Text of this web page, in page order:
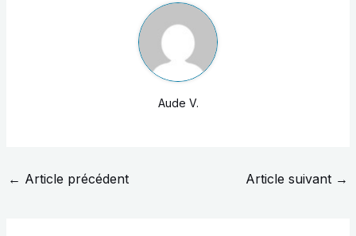
Aude V.
← Article précédent Article suivant →